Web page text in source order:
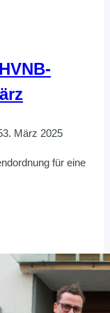
3. März 2025
für eine